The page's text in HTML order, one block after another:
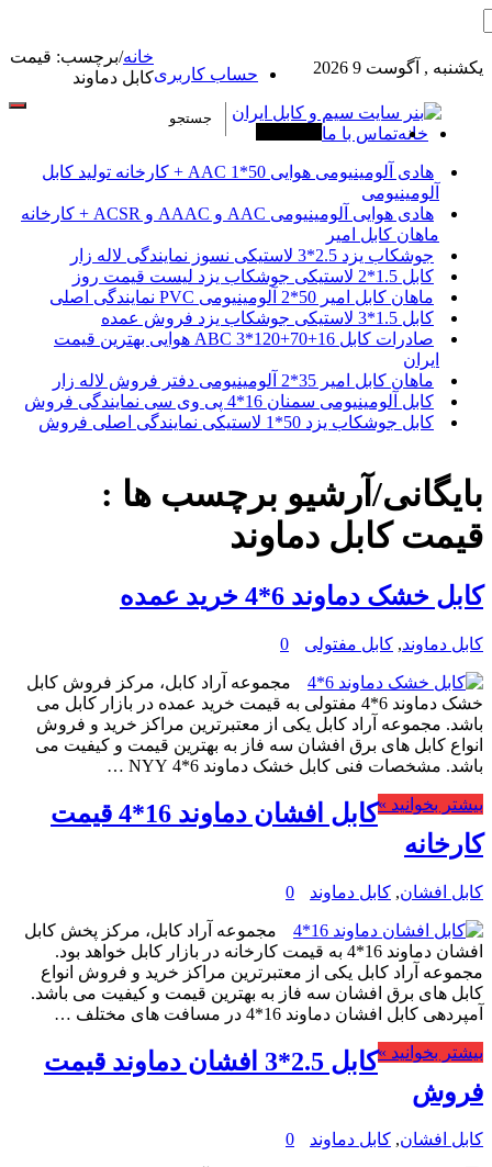
یکشنبه , آگوست 9 2026 حساب کاربری
خانهتماس با ما
هادی آلومینیومی هوایی 50*1 AAC + کارخانه تولید کابل
آلومینیومی
هادی هوایی آلومینیومی AAC و AAAC و ACSR + کارخانه
ماهان کابل امیر
جوشکاب یزد 2.5*3 لاستیکی نسوز نمایندگی لاله زار
کابل 1.5*2 لاستیکی جوشکاب یزد لیست قیمت روز
ماهان کابل امیر 50*2 آلومینیومی PVC نمایندگی اصلی
کابل 1.5*3 لاستیکی جوشکاب یزد فروش عمده
صادرات کابل 16+70+120*3 ABC هوایی بهترین قیمت
ایران
ماهان کابل امیر 35*2 آلومینیومی دفتر فروش لاله زار
کابل آلومینیومی سمنان 16*4 پی وی سی نمایندگی فروش
کابل جوشکاب یزد 50*1 لاستیکی نمایندگی اصلی فروش
خانه/برچسب: قیمت
کابل دماوند
بایگانی/آرشیو برچسب ها :
قیمت کابل دماوند
کابل خشک دماوند 6*4 خرید عمده
کابل دماوند, کابل مفتولی 0
مجموعه آراد کابل، مرکز فروش کابل
خشک دماوند 6*4 مفتولی به قیمت خرید عمده در بازار کابل می
باشد. مجموعه آراد کابل یکی از معتبرترین مراکز خرید و فروش
انواع کابل های برق افشان سه فاز به بهترین قیمت و کیفیت می
باشد. مشخصات فنی کابل خشک دماوند 6*4 NYY …
بیشتر بخوانید »
کابل افشان دماوند 16*4 قیمت
کارخانه
کابل افشان, کابل دماوند 0
مجموعه آراد کابل، مرکز پخش کابل
افشان دماوند 16*4 به قیمت کارخانه در بازار کابل خواهد بود.
مجموعه آراد کابل یکی از معتبرترین مراکز خرید و فروش انواع
کابل های برق افشان سه فاز به بهترین قیمت و کیفیت می باشد.
آمپردهی کابل افشان دماوند 16*4 در مسافت های مختلف …
بیشتر بخوانید »
کابل 2.5*3 افشان دماوند قیمت
فروش
کابل افشان, کابل دماوند 0